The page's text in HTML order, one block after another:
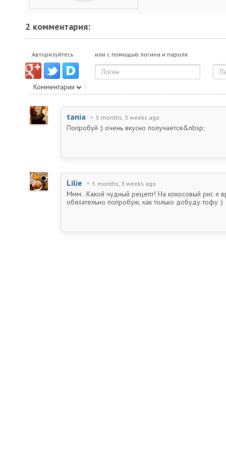
2 комментария:
Авторизуйтесь или с помощью логина и пароля
Комментарии
tania 5 months, 3 weeks ago
Попробуй :) очень вкусно получается&nbsp;
Lilie 5 months, 3 weeks ago
Ммм.. Какой чудный рецепт! На кокосовый рис я
обязательно попробую, как только добуду тофу :)